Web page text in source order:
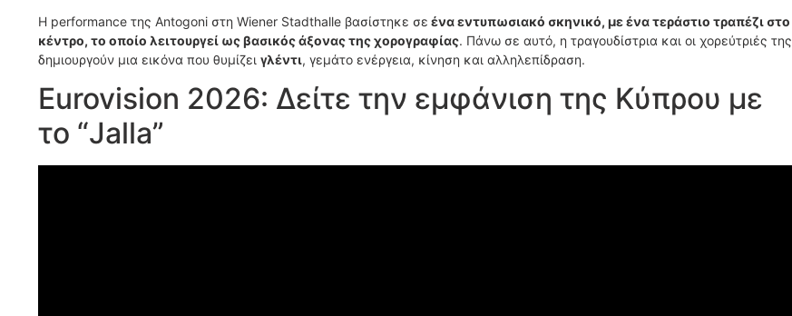
Η performance της Antogoni στη Wiener Stadthalle βασίστηκε σε ένα εντυπωσιακό σκηνικό, με ένα τεράστιο τραπέζι στο
κέντρο, το οποίο λειτουργεί ως βασικός άξονας της χορογραφίας. Πάνω σε αυτό, η τραγουδίστρια και οι χορεύτριές της
δημιουργούν μια εικόνα που θυμίζει γλέντι, γεμάτο ενέργεια, κίνηση και αλληλεπίδραση.
Eurovision 2026: Δείτε την εμφάνιση της Κύπρου με
το “Jalla”